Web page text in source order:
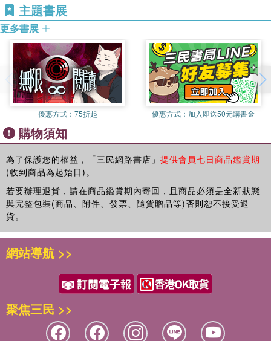
主題書展
更多書展
優惠方式： 75折起 優惠方式： 加入即送50元購書金
購物須知
為了保護您的權益，「三民網路書店」 提供會員七日商品鑑賞期
(收到商品為起始日)。
若要辦理退貨，請在商品鑑賞期內寄回，且商品必須是全新狀態
與完整包裝(商品、附件、發票、隨貨贈品等)否則恕不接受退
貨。
網站導航 >>
聚焦三民 >>